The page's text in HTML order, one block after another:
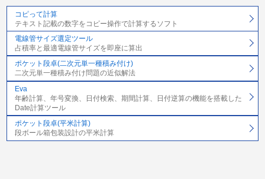
コピって計算
テキスト記載の数字をコピー操作で計算するソフト
電線管サイズ選定ツール
占積率と最適電線管サイズを即座に算出
ポケット段卓(二次元単一種積み付け)
二次元単一種積み付け問題の近似解法
Eva
年齢計算、年号変換、日付検索、期間計算、日付逆算の機能を搭載した
Date計算ツール
ポケット段卓(平米計算)
段ボール箱包装設計の平米計算